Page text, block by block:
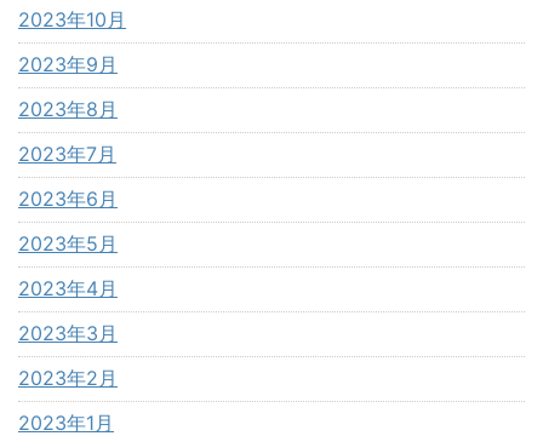
2023年10月
2023年9月
2023年8月
2023年7月
2023年6月
2023年5月
2023年4月
2023年3月
2023年2月
2023年1月